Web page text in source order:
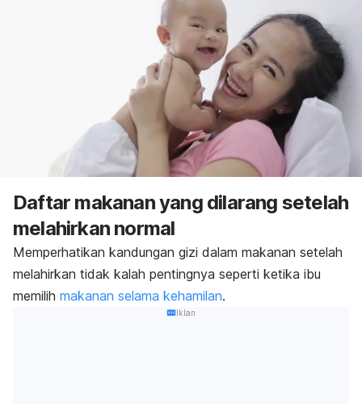
Daftar makanan yang dilarang setelah
melahirkan normal
Memperhatikan kandungan gizi dalam makanan setelah
melahirkan tidak kalah pentingnya seperti ketika ibu
memilih makanan selama kehamilan.
Iklan